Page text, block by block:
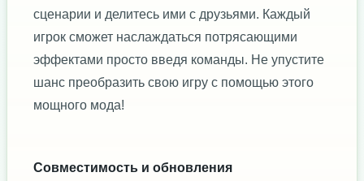
сценарии и делитесь ими с друзьями. Каждый
игрок сможет наслаждаться потрясающими
эффектами просто введя команды. Не упустите
шанс преобразить свою игру с помощью этого
мощного мода!
Совместимость и обновления